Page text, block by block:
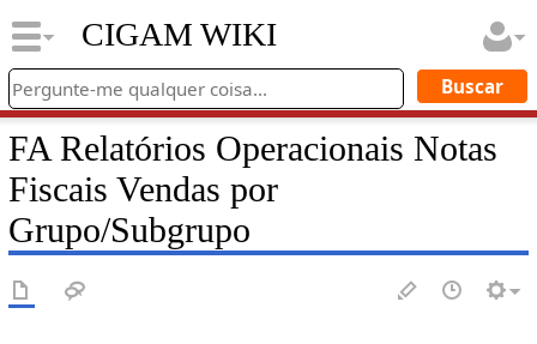
CIGAM WIKI
FA Relatórios Operacionais Notas
Fiscais Vendas por
Grupo/Subgrupo